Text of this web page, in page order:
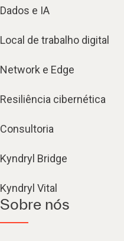
Dados e IA
Local de trabalho digital
Network e Edge
Resiliência cibernética
Consultoria
Kyndryl Bridge
Kyndryl Vital
Sobre nós